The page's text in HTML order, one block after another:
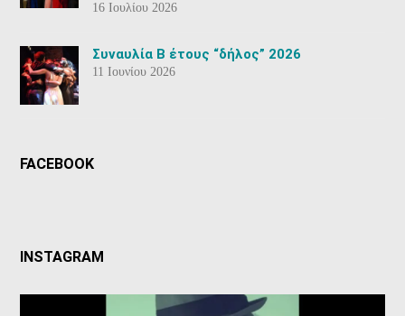
16 Ιουλίου 2026
Συναυλία Β έτους “δήλος” 2026
11 Ιουνίου 2026
FACEBOOK
INSTAGRAM